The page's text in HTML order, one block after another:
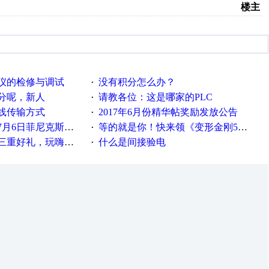
楼主
的检修与调试 · 没有积分怎么办？
呢，新人
· 请教各位：这是哪家的PLC
传输方式
·
2017年6月份精华帖奖励发放公告
克斯在线研讨会即得
· 等的就是你！快来领《变形金刚5》观影券
礼，玩嗨夏日！
· 什么是间接验电